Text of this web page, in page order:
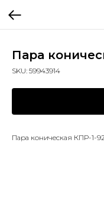
Пара
SKU: 59943914
Пара коническая КПР-1-